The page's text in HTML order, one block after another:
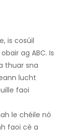
is cosúil
ag ABC. Is
thuar sna
lucht
faoi
le chéile nó
faoi cé a